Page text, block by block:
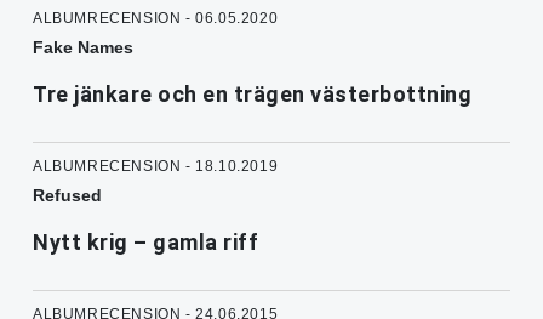
ALBUMRECENSION - 06.05.2020
Fake Names
Tre jänkare och en trägen västerbottning
ALBUMRECENSION - 18.10.2019
Refused
Nytt krig – gamla riff
ALBUMRECENSION - 24.06.2015